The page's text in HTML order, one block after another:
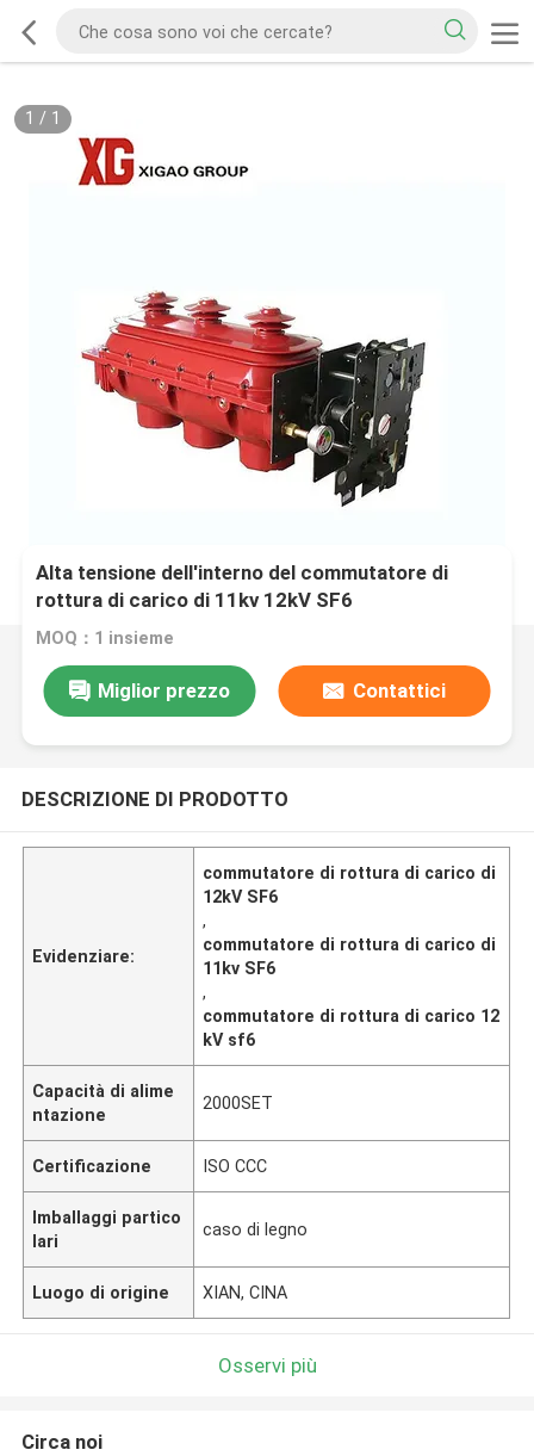
1 / 1
Alta tensione dell'interno del commutatore di
rottura di carico di 11kv 12kV SF6
MOQ：1 insieme
Miglior prezzo Contattici
DESCRIZIONE DI PRODOTTO
Evidenziare:
commutatore di rottura di carico di
12kV SF6
,
commutatore di rottura di carico di
11kv SF6
,
commutatore di rottura di carico 12
kV sf6
Capacità di alime
ntazione
2000SET
Certificazione ISO CCC
Imballaggi partico
lari
caso di legno
Luogo di origine XIAN, CINA
Osservi più
Circa noi